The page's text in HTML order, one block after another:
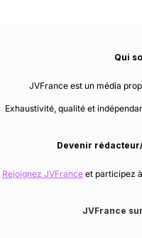
Psychedelic